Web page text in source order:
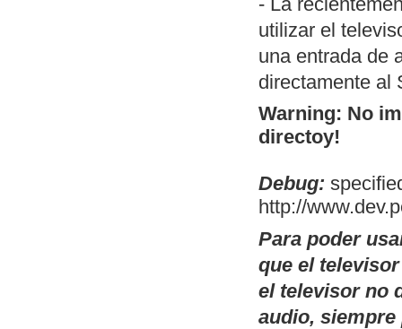
Publicamos
,
poder simular un
reforzamiento de los
DOS y un ejemplo
Publicamosun conjunto
Boriel para
Actualización del
MP3 con el Lame de
Nueva revisión del
vaporatorius" que es un
Mapa general de
utilizar el
una entrada de
directamente al
Warning: No
directoy!
Debug:
http://
Para poder
que el
el televisor no
audio,